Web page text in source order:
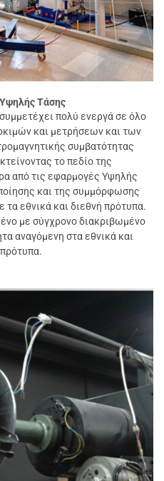
Τάσης
πολύ ενεργά σε όλο
και μετρήσεων και των
συμβατότητας
το πεδίο της
από τις εφαρμογές Υψηλής
και της συμμόρφωσης
τα εθνικά και διεθνή πρότυπα.
με σύγχρονο διακριβωμένο
αναγόμενη στα εθνικά και